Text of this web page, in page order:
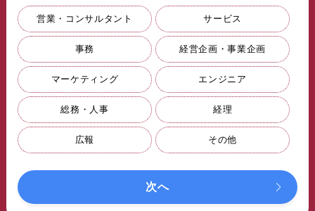
営業・コンサルタント サービス
事務 経営企画・事業企画
マーケティング エンジニア
総務・人事 経理
広報 その他
次へ